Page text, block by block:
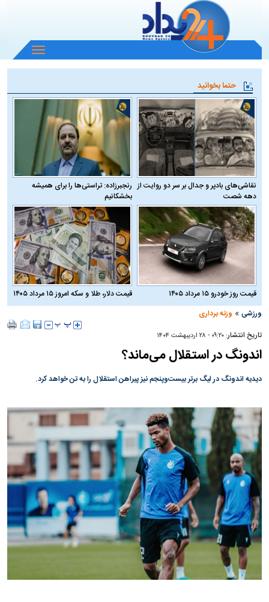
باز
و
منو
حتما بخوانید
نقاشی‌های بادپر و جدال بر سر دو روایت از
دهه شصت
رنجبرزاده: تراستی‌ها را برای همیشه
بخشکانیم
قیمت روز خودرو ۱۵ مرداد ۱۴۰۵
قیمت دلار، طلا و سکه امروز ۱۵ مرداد ۱۴۰۵
ورزشی » وزنه برداری
تاریخ انتشار:۰۹:۲۰ - ۲۸ ارديبهشت ۱۴۰۴
اندونگ در استقلال می‌ماند؟
دیدیه اندونگ در لیگ برتر بیست‌وپنجم نیز پیراهن استقلال را به تن خواهد کرد.